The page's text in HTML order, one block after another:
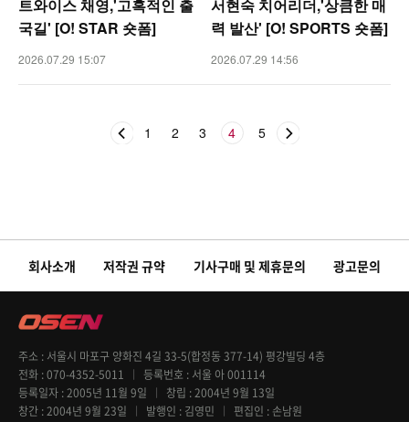
트와이스 채영,'고혹적인 출
국길' [O! STAR 숏폼]
2026.07.29 15:07
서현숙 치어리더,'상큼한 매
력 발산' [O! SPORTS 숏폼]
2026.07.29 14:56
1 2 3 4 5
회사소개 저작권 규약 기사구매 및 제휴문의 광고문의
주소
서울시 마포구 양화진 4길 33-5(합정동 377-14) 평강빌딩 4층
전화 070-4352-5011 등록번호
서울 아 001114
등록일자 2005년 11월 9일 창립 2004년 9월 13일
창간 2004년 9월 23일 발행인 김영민 편집인
손남원